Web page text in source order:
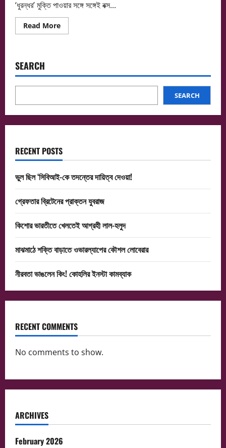
‘ধুরন্ধর’ মুক্তি পাওয়ার সঙ্গে সঙ্গেই বক্স...
Read MoreRead
more
কার্যত
হাঁকাচ্ছেন
সিং
SEARCH
SEARCH
RECENT POSTS
ভুল ছিল ‘সিবিআই-কে তদন্তের দায়িত্ব দেওয়া!
গ্রেফতার ব্রিটেনের প্রাক্তন যুবরাজ
কিশোর ভারতীতে খেলতেই আগ্রহী লাল-হলুদ
মাঝমাঠে শক্তি বাড়াতে ওভারল্যাপের কৌশল লোবেরার
নীরবতা ভাঙলেন কিং! কোহলির ইনস্টা কামব্যাক
RECENT COMMENTS
No comments to show.
ARCHIVES
February 2026